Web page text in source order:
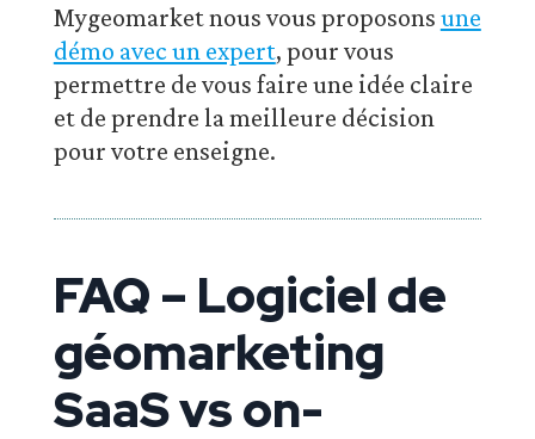
Mygeomarket nous vous proposons une
démo avec un expert, pour vous
permettre de vous faire une idée claire
et de prendre la meilleure décision
pour votre enseigne.
FAQ – Logiciel de
géomarketing
SaaS vs on-